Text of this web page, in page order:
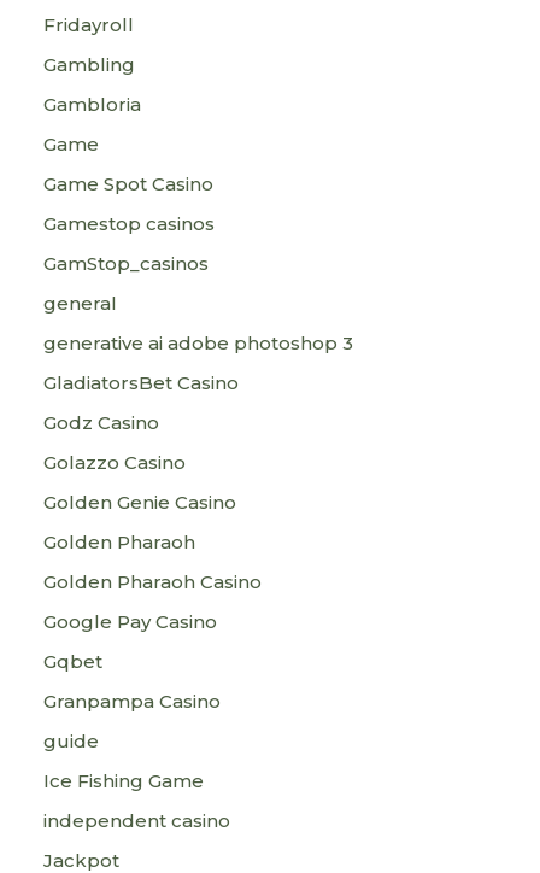
Fridayroll
Gambling
Gambloria
Game
Game Spot Casino
Gamestop casinos
GamStop_casinos
general
generative ai adobe photoshop 3
GladiatorsBet Casino
Godz Casino
Golazzo Casino
Golden Genie Casino
Golden Pharaoh
Golden Pharaoh Casino
Google Pay Casino
Gqbet
Granpampa Casino
guide
Ice Fishing Game
independent casino
Jackpot